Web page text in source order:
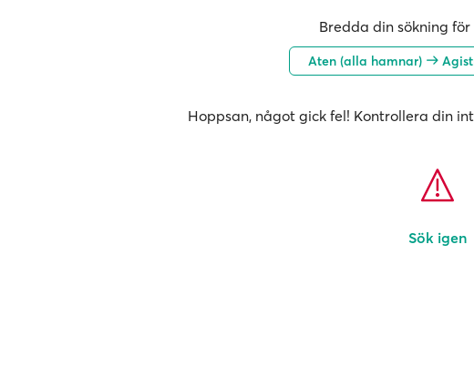
Bredda din sökning
Aten (alla hamnar)
Hoppsan, något gick fel! Kontrollera din
Sök igen